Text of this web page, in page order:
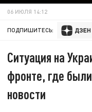
06 ИЮЛЯ 14:12
ПОДПИШИТЕСЬ:
Ситуация на
фронте, где
новости